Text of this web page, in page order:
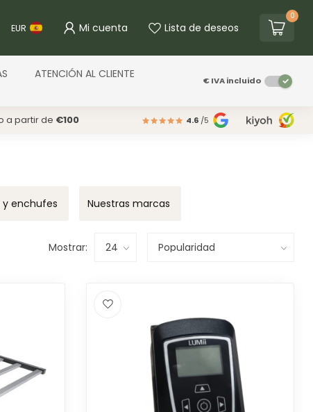
EUR Mi cuenta Lista de deseos
0
ATENCIÓN AL CLIENTE
€IVA incluido
a partir de €100 4.6 /5
y enchufes Nuestras marcas
Mostrar: